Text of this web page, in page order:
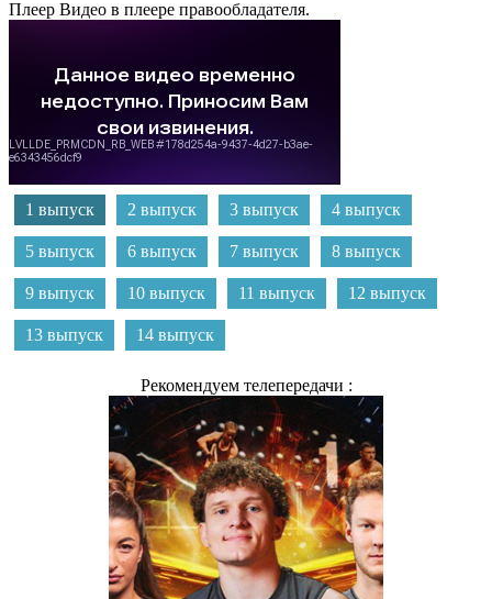
Плеер Видео в плеере правообладателя.
1 выпуск 2 выпуск 3 выпуск 4 выпуск
5 выпуск 6 выпуск 7 выпуск 8 выпуск
9 выпуск 10 выпуск 11 выпуск 12 выпуск
13 выпуск 14 выпуск
Рекомендуем телепередачи :